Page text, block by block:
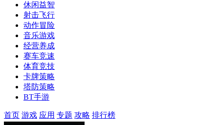
休闲益智
射击飞行
动作冒险
音乐游戏
经营养成
赛车竞速
体育竞技
卡牌策略
塔防策略
BT手游
首页 游戏 应用 专题 攻略 排行榜